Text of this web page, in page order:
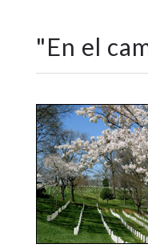
"En el